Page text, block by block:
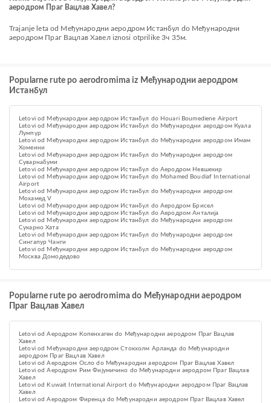
аеродром Праг Вацлав Хавел?
Trajanje leta od Међународни аеродром Истанбул do Међународни
аеродром Праг Вацлав Хавел iznosi otprilike 3ч 35м.
Popularne rute po aerodromima iz Међународни аеродром
Истанбул
Letovi od Међународни аеродром Истанбул do Houari Boumediene Airport
Letovi od Међународни аеродром Истанбул do Међународни аеродром Куала
Лумпур
Letovi od Међународни аеродром Истанбул do Међународни аеродром Имам
Хомеини
Letovi od Међународни аеродром Истанбул do Међународни аеродром
Суварнабуми
Letovi od Међународни аеродром Истанбул do Aеродром Невшехир
Letovi od Међународни аеродром Истанбул do Mohamed Boudiaf International
Airport
Letovi od Међународни аеродром Истанбул do Међународни аеродром
Мохамед V
Letovi od Међународни аеродром Истанбул do Аеродром Брисел
Letovi od Међународни аеродром Истанбул do Аеродром Анталија
Letovi od Међународни аеродром Истанбул do Међународни аеродром
Сукарно Хата
Letovi od Међународни аеродром Истанбул do Међународни аеродром
Сингапур Чанги
Letovi od Међународни аеродром Истанбул do Међународни аеродром
Москва Домодедово
Popularne rute po aerodromima do Међународни аеродром
Праг Вацлав Хавел
Letovi od Аеродром Копенхаген do Међународни аеродром Праг Вацлав
Хавел
Letovi od Међународни аеродром Стокхолм Арланда do Међународни
аеродром Праг Вацлав Хавел
Letovi od Aеродром Осло do Међународни аеродром Праг Вацлав Хавел
Letovi od Аеродром Рим Фијумичино do Међународни аеродром Праг Вацлав
Хавел
Letovi od Kuwait International Airport do Међународни аеродром Праг Вацлав
Хавел
Letovi od Аеродром Фиренца do Међународни аеродром Праг Вацлав Хавел